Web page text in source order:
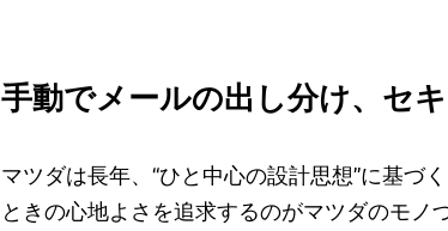
手動でメールの出し分け、セ
マツダは長年、“ひと中心の設計思想”に基づ
ときの心地よさを追求するのがマツダのモ